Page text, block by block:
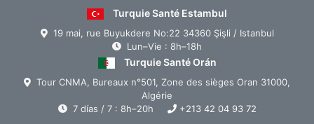
Turquie Santé Estambul
19 mai, rue Buyukdere No:22 34360 Şişli / Istanbul
Lun–Vie : 8h–18h
Turquie Santé Orán
Tour CNMA, Bureaux n°501, Zone des sièges Oran 31000,
Algérie
7 días / 7 : 8h–20h
+213 42 04 93 72